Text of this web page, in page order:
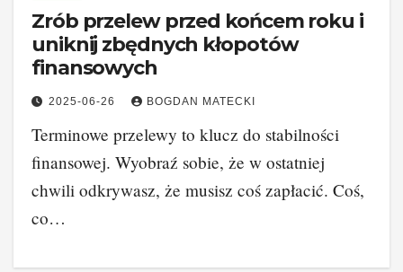
Zrób przelew przed końcem roku i
uniknij zbędnych kłopotów
finansowych
2025-06-26 BOGDAN MATECKI
Terminowe przelewy to klucz do stabilności
finansowej. Wyobraź sobie, że w ostatniej
chwili odkrywasz, że musisz coś zapłacić. Coś,
co…